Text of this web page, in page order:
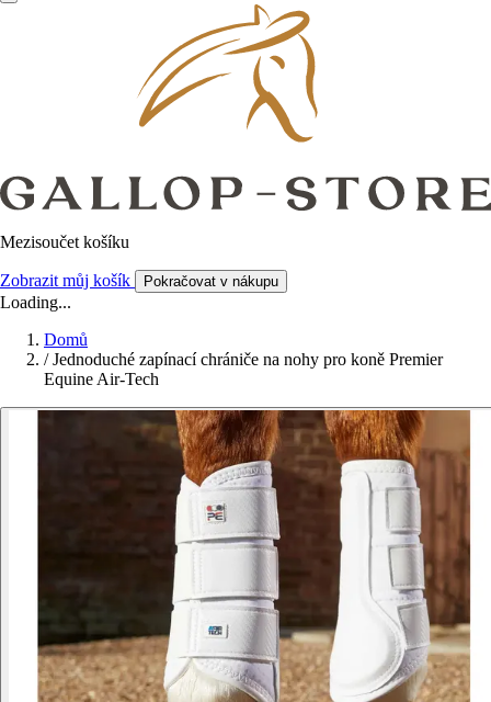
Mezisoučet košíku
Zobrazit můj košík Pokračovat v nákupu
Loading...
Domů
/ Jednoduché zapínací chrániče na nohy pro koně Premier
Equine Air-Tech